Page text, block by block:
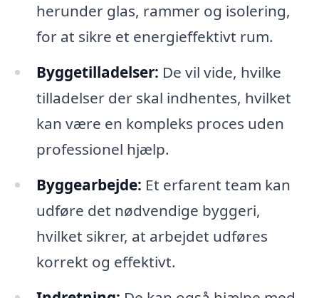
herunder glas, rammer og isolering,
for at sikre et energieffektivt rum.
Byggetilladelser: De vil vide, hvilke
tilladelser der skal indhentes, hvilket
kan være en kompleks proces uden
professionel hjælp.
Byggearbejde: Et erfarent team kan
udføre det nødvendige byggeri,
hvilket sikrer, at arbejdet udføres
korrekt og effektivt.